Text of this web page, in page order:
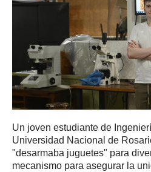
Un joven estudiante de
Universidad Nacional de
"desarmaba juguetes" para
mecanismo para asegurar la